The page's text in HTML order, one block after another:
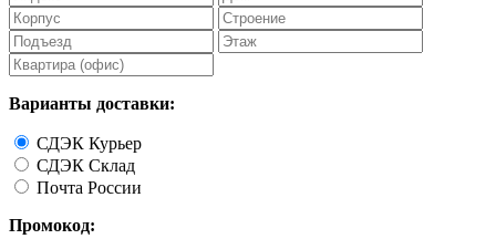
Варианты доставки:
СДЭК Курьер
СДЭК Склад
Почта России
Промокод: